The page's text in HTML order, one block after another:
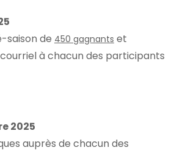
saison de 450 gagnants et
à chacun des participants
2025
auprès de chacun des